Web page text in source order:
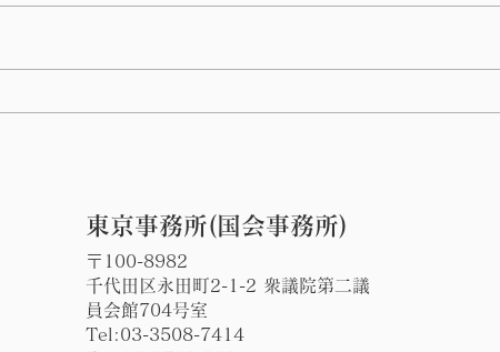
第 76回指宿温泉祭りのハン
谷山
東京事務所(国会事務所)
〒100-8982
千代田区永田町2-1-2 衆議院第二議
員会館704号室
Tel:03-3508-7414